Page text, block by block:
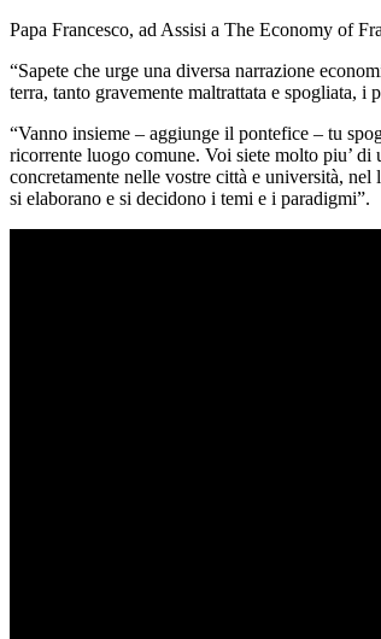
Papa Francesco, ad Assisi a The Economy of
“Sapete che urge una diversa narrazione
terra, tanto gravemente maltrattata e spogliata, i
“Vanno insieme – aggiunge il pontefice – tu
ricorrente luogo comune. Voi siete molto piu’ di
concretamente nelle vostre città e università,
si elaborano e si decidono i temi e i paradigmi”.